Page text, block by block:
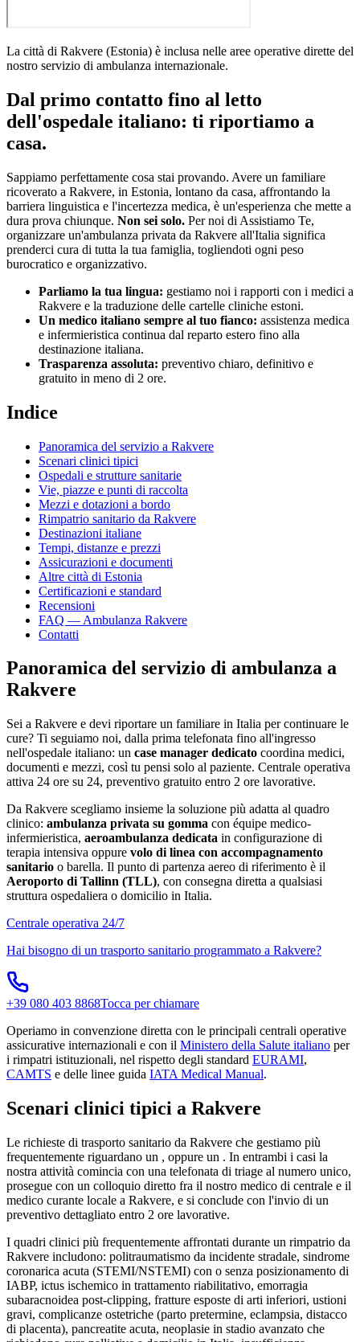
La città di Rakvere (Estonia) è inclusa nelle aree operative dirette del
nostro servizio di ambulanza internazionale.
Dal primo contatto fino al letto
dell'ospedale italiano: ti riportiamo a
casa.
Sappiamo perfettamente cosa stai provando. Avere un familiare
ricoverato a Rakvere, in Estonia, lontano da casa, affrontando la
barriera linguistica e l'incertezza medica, è un'esperienza che mette a
dura prova chiunque. Non sei solo. Per noi di Assistiamo Te,
organizzare un'ambulanza privata da Rakvere all'Italia significa
prenderci cura di tutta la tua famiglia, togliendoti ogni peso
burocratico e organizzativo.
Parliamo la tua lingua: gestiamo noi i rapporti con i medici a
Rakvere e la traduzione delle cartelle cliniche estoni.
Un medico italiano sempre al tuo fianco: assistenza medica
e infermieristica continua dal reparto estero fino alla
destinazione italiana.
Trasparenza assoluta: preventivo chiaro, definitivo e
gratuito in meno di 2 ore.
Indice
Panoramica del servizio a Rakvere
Scenari clinici tipici
Ospedali e strutture sanitarie
Vie, piazze e punti di raccolta
Mezzi e dotazioni a bordo
Rimpatrio sanitario da Rakvere
Destinazioni italiane
Tempi, distanze e prezzi
Assicurazioni e documenti
Altre città di Estonia
Certificazioni e standard
Recensioni
FAQ — Ambulanza Rakvere
Contatti
Panoramica del servizio di ambulanza a
Rakvere
Sei a Rakvere e devi riportare un familiare in Italia per continuare le
cure? Ti seguiamo noi, dalla prima telefonata fino all'ingresso
nell'ospedale italiano: un case manager dedicato coordina medici,
documenti e mezzi, così tu pensi solo al paziente. Centrale operativa
attiva 24 ore su 24, preventivo gratuito entro 2 ore lavorative.
Da Rakvere scegliamo insieme la soluzione più adatta al quadro
clinico: ambulanza privata su gomma con équipe medico-
infermieristica, aeroambulanza dedicata in configurazione di
terapia intensiva oppure volo di linea con accompagnamento
sanitario o barella. Il punto di partenza aereo di riferimento è il
Aeroporto di Tallinn (TLL), con consegna diretta a qualsiasi
struttura ospedaliera o domicilio in Italia.
Centrale operativa 24/7
Hai bisogno di un trasporto sanitario programmato a Rakvere?
+39 080 403 8868Tocca per chiamare
Operiamo in convenzione diretta con le principali centrali operative
assicurative internazionali e con il Ministero della Salute italiano per
i rimpatri istituzionali, nel rispetto degli standard EURAMI,
CAMTS e delle linee guida IATA Medical Manual.
Scenari clinici tipici a Rakvere
Le richieste di trasporto sanitario da Rakvere che gestiamo più
frequentemente riguardano un , oppure un . In entrambi i casi la
nostra attività comincia con una telefonata di triage al numero unico,
prosegue con un colloquio diretto fra il nostro medico di centrale e il
medico curante locale a Rakvere, e si conclude con l'invio di un
preventivo dettagliato entro 2 ore lavorative.
I quadri clinici più frequentemente affrontati durante un rimpatrio da
Rakvere includono: politraumatismo da incidente stradale, sindrome
coronarica acuta (STEMI/NSTEMI) con o senza posizionamento di
IABP, ictus ischemico in trattamento riabilitativo, emorragia
subaracnoidea post-clipping, fratture esposte di arti inferiori, ustioni
gravi, complicanze ostetriche (parto pretermine, eclampsia, distacco
di placenta), pancreatite acuta, neoplasie in stadio avanzato che